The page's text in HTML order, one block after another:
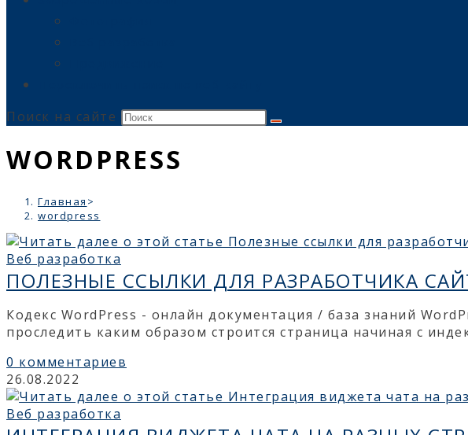
Поиск на сайте
WORDPRESS
Главная >
wordpress
Веб разработка
ПОЛЕЗНЫЕ ССЫЛКИ ДЛЯ РАЗРАБОТЧИКА
Кодекс WordPress - онлайн документация / база знаний
проследить каким образом строится страница начиная с
0 комментариев
26.08.2022
Веб разработка